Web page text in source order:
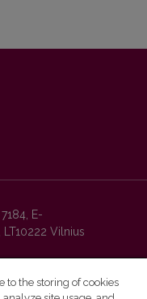
E-
Vilnius
to the storing of cookies